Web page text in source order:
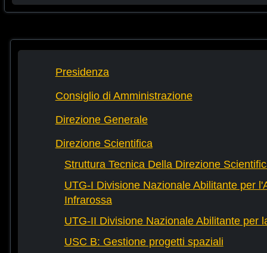
Presidenza
Consiglio di Amministrazione
Direzione Generale
Direzione Scientifica
Struttura Tecnica Della Direzione
UTG-I Divisione Nazionale Abilitante per
Infrarossa
UTG-II Divisione Nazionale Abilitante per
USC B: Gestione progetti spaziali